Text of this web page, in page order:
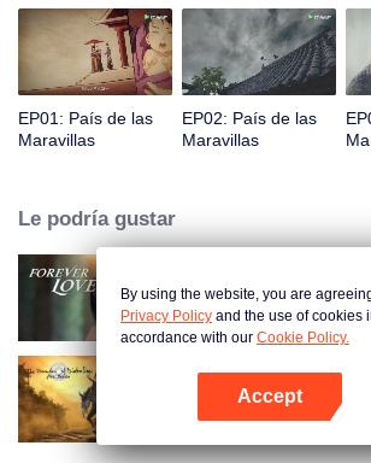
Xingyun.
EP01: País de las
Maravillas
EP02: País de las
Maravillas
Le podría gustar
Amor Eterno
Gran maestro del
By using the website, you are
Privacy Policy and the use of cookies
accordance with our Cookie Policy.
Accept